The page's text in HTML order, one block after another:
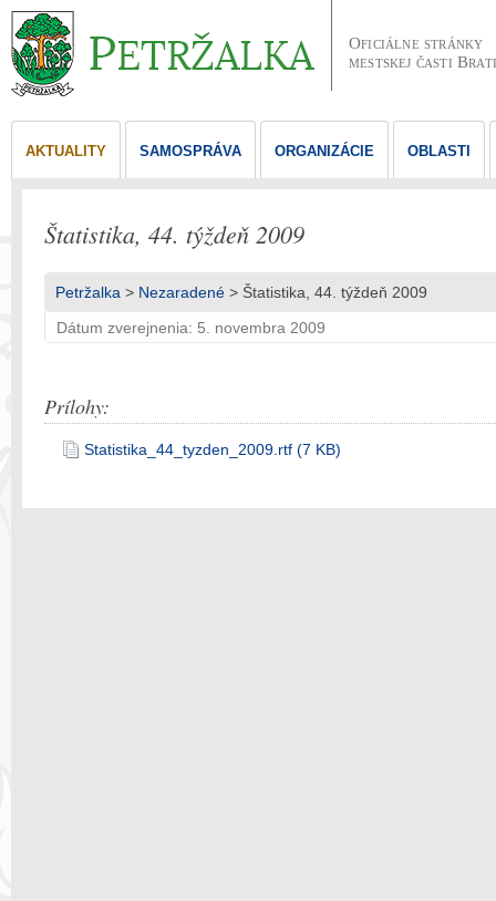
Oficiálne stránky
mestskej časti
AKTUALITY SAMOSPRÁVA ORGANIZÁCIE OBLASTI
Štatistika, 44. týždeň 2009
Petržalka > Nezaradené > Štatistika, 44. týždeň 2009
Dátum zverejnenia: 5. novembra 2009
Prílohy:
Statistika_44_tyzden_2009.rtf (7 KB)